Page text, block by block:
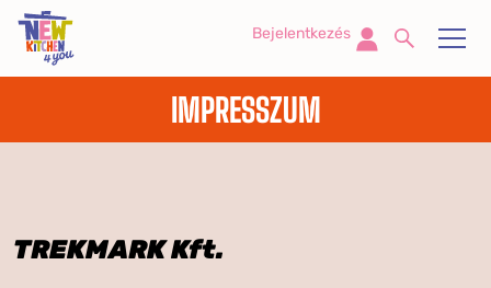
Bejelentkezés
IMPRESSZUM
TREKMARK Kft.